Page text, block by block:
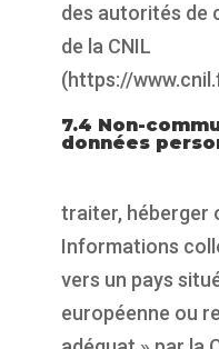
des autorités de
de la CNIL
(https://
7.4 Non-
données
traiter, héberger
Informations
vers un pays
européenne ou